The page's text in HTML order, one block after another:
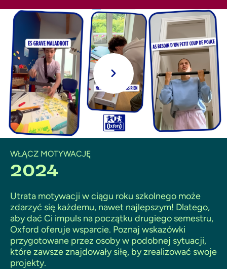
Grać
WŁĄCZ MOTYWACJĘ
2024
Utrata motywacji w ciągu roku szkolnego może
zdarzyć się każdemu, nawet najlepszym! Dlatego,
aby dać Ci impuls na początku drugiego semestru,
Oxford oferuje wsparcie. Poznaj wskazówki
przygotowane przez osoby w podobnej sytuacji,
które zawsze znajdowały siłę, by zrealizować swoje
projekty.